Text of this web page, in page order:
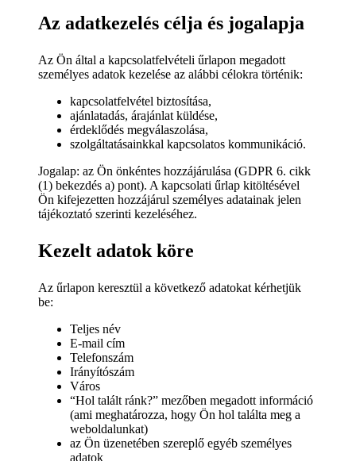
Az adatkezelés célja és jogalapja
Az Ön által a kapcsolatfelvételi űrlapon megadott
személyes adatok kezelése az alábbi célokra történik:
kapcsolatfelvétel biztosítása,
ajánlatadás, árajánlat küldése,
érdeklődés megválaszolása,
szolgáltatásainkkal kapcsolatos kommunikáció.
Jogalap: az Ön önkéntes hozzájárulása (GDPR 6. cikk
(1) bekezdés a) pont). A kapcsolati űrlap kitöltésével
Ön kifejezetten hozzájárul személyes adatainak jelen
tájékoztató szerinti kezeléséhez.
Kezelt adatok köre
Az űrlapon keresztül a következő adatokat kérhetjük
be:
Teljes név
E-mail cím
Telefonszám
Irányítószám
Város
“Hol talált ránk?” mezőben megadott információ
(ami meghatározza, hogy Ön hol találta meg a
weboldalunkat)
az Ön üzenetében szereplő egyéb személyes
adatok